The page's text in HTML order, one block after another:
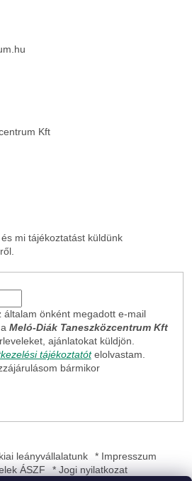
Kft
mi tájékoztatást küldünk
általam önként megadott e-mail
Meló-Diák Taneszközcentrum Kft
ajánlatokat küldjön.
tájékoztatót elolvastam.
bármikor
leányvállalatunk
* Impresszum
ÁSZF
* Jogi nyilatkozat